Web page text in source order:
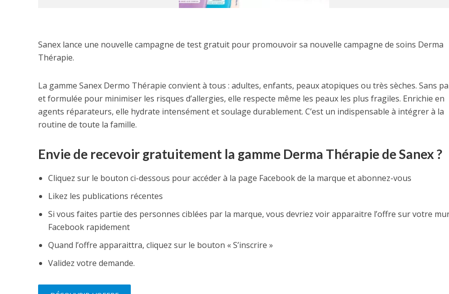
Sanex lance une nouvelle campagne de test gratuit pour promouvoir sa nouvelle campagne de soins Derma
Thérapie.
La gamme Sanex Dermo Thérapie convient à tous : adultes, enfants, peaux atopiques ou très sèches. Sans
et formulée pour minimiser les risques d’allergies, elle respecte même les peaux les plus fragiles. Enrichie en
agents réparateurs, elle hydrate intensément et soulage durablement. C’est un indispensable à intégrer à la
routine de toute la famille.
Envie de recevoir gratuitement la gamme Derma Thérapie de Sanex ?
Cliquez sur le bouton ci-dessous pour accéder à la page Facebook de la marque et abonnez-vous
Likez les publications récentes
Si vous faites partie des personnes ciblées par la marque, vous devriez voir apparaitre l’offre sur votre
Facebook rapidement
Quand l’offre apparaittra, cliquez sur le bouton « S’inscrire »
Validez votre demande.